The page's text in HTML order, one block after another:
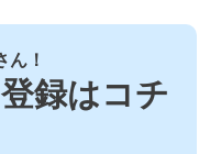
ん！
録はコチ